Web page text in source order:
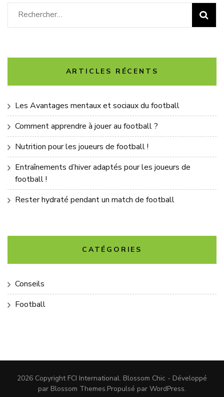
Rechercher :
ARTICLES RÉCENTS
Les Avantages mentaux et sociaux du football
Comment apprendre à jouer au football ?
Nutrition pour les joueurs de football !
Entraînements d’hiver adaptés pour les joueurs de
football !
Rester hydraté pendant un match de football
CATÉGORIES
Conseils
Football
2026 Copyright FCI International. Blossom Chic - Développé
par Blossom Themes.Propulsé par WordPress.